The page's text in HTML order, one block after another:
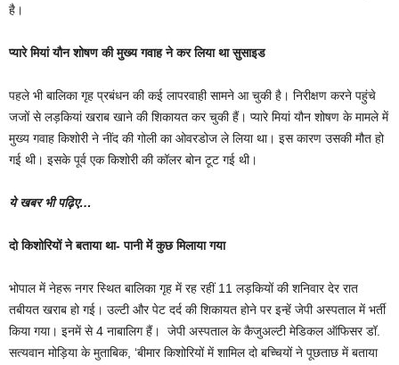
है।
प्यारे मियां यौन शोषण की मुख्य गवाह ने कर लिया था सुसाइड
पहले भी बालिका गृह प्रबंधन की कई लापरवाही सामने आ चुकी है। निरीक्षण करने पहुंचे
जजों से लड़कियां खराब खाने की शिकायत कर चुकी हैं। प्यारे मियां यौन शोषण के मामले में
मुख्य गवाह किशोरी ने नींद की गोली का ओवरडोज ले लिया था। इस कारण उसकी मौत हो
गई थी। इसके पूर्व एक किशोरी की कॉलर बोन टूट गई थी।
ये खबर भी पढ़िए…
दो किशोरियों ने बताया था- पानी में कुछ मिलाया गया
भोपाल में नेहरू नगर स्थित बालिका गृह में रह रहीं 11 लड़कियों की शनिवार देर रात
तबीयत खराब हो गई। उल्टी और पेट दर्द की शिकायत होने पर इन्हें जेपी अस्पताल में भर्ती
किया गया। इनमें से 4 नाबालिग हैं। ​​​​​​ जेपी अस्पताल के कैजुअल्टी मेडिकल ऑफिसर डॉ.
सत्यवान मोड़िया के मुताबिक, ‘बीमार किशोरियों में शामिल दो बच्चियों ने पूछताछ में बताया